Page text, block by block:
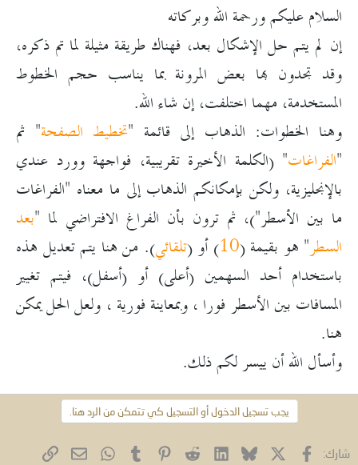
السلام عليكم ورحمة الله وبركاته
إن لم يتم حل الإشكال بعد، فهناك طريقة مثيلة لما تم ذكره،
وقد تجدون بها بعض المرونة بما يناسب حجم الخطوط
المستخدمة، مهما اختلفت، إن شاء الله.
وهنا الخطوات: الذهاب إلى قائمة "تخطيط الصفحة" ثم
"الفراغات" (الكلمة الأخيرة تقريبية، فواجهة وورد عندي
بالإنجليزية، ولكن بإمكانكم الذهاب إلى ما معناه "الفراغات
ما بين الأسطر")، ثم ترون بأن الفراغ الافتراضي لما "بعد
السطر" هو بقيمة (10) أو (تلقائي). من هنا يتم تعديل هذه
باستخدام أحد السهمين (أعلى) أو (أسفل)، فيتم تغيير
المسافات بين الأسطر فورا ، وبمعاينة فورية ، ولعل الحل يمكن
هنا.
وأسأل الله أن ييسر لكم ذلك.
يجب تسجيل الدخول أو التسجيل كي تتمكن من الرد هنا.
شارك: فيسبوك X (Twitter)
Bluesky
LinkedIn
Reddit
Pinterest
Tumblr
WhatsApp
البريد